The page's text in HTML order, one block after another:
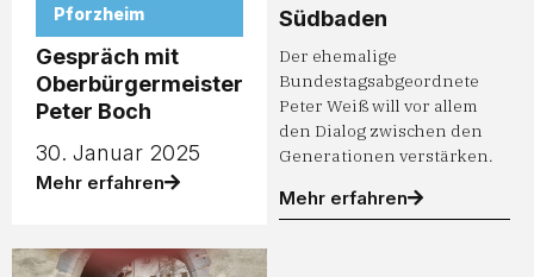
Pforzheim
Gespräch mit
Oberbürgermeister
Peter Boch
30. Januar 2025
Mehr erfahren
Südbaden
Der ehemalige
Bundestagsabgeordnete
Peter Weiß will vor allem
den Dialog zwischen den
Generationen verstärken.
Mehr erfahren